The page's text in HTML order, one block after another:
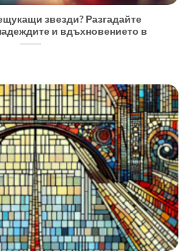
звезди? Разгадайте
и вдъхновението в